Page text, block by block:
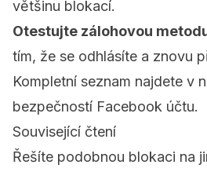
většinu blokací.
Otestujte zálohovou
tím, že se odhlásíte a znovu
Kompletní seznam najdete v
bezpečností Facebook účtu.
Související čtení
Řešíte podobnou blokaci na